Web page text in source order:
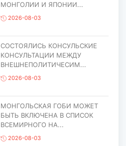
МОНГОЛИИ И ЯПОНИИ...
2026-08-03
СОСТОЯЛИСЬ КОНСУЛЬСКИЕ
КОНСУЛЬТАЦИИ МЕЖДУ
ВНЕШНЕПОЛИТИЧЕСИМ...
2026-08-03
МОНГОЛЬСКАЯ ГОБИ МОЖЕТ
БЫТЬ ВКЛЮЧЕНА В СПИСОК
ВСЕМИРНОГО НА...
2026-08-03